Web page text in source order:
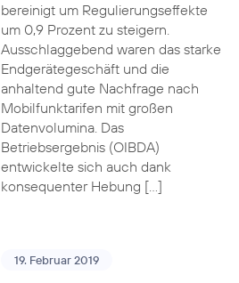
bereinigt um Regulierungseffekte
um 0,9 Prozent zu steigern.
Ausschlaggebend waren das starke
Endgerätegeschäft und die
anhaltend gute Nachfrage nach
Mobilfunktarifen mit großen
Datenvolumina. Das
Betriebsergebnis (OIBDA)
entwickelte sich auch dank
konsequenter Hebung […]
19. Februar 2019